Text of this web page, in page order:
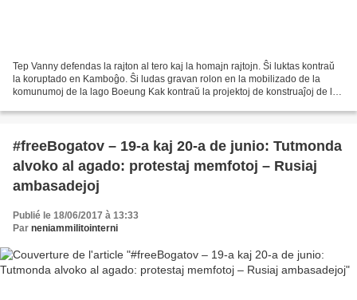
Tep Vanny defendas la rajton al tero kaj la homajn rajtojn. Ŝi luktas kontraŭ
la koruptado en Kamboĝo. Ŝi ludas gravan rolon en la mobilizado de la
komunumoj de la lago Boeung Kak kontraŭ la projektoj de konstruaĵoj de la
#freeBogatov – 19-a kaj 20-a de junio: Tutmonda
alvoko al agado: protestaj memfotoj – Rusiaj
ambasadejoj
Publié le 18/06/2017 à 13:33
Par neniammilitointerni